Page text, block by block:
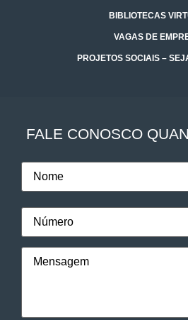
BIBLIOTECAS
VAGAS DE
PROJETOS SOCIAIS –
FALE CONOSCO